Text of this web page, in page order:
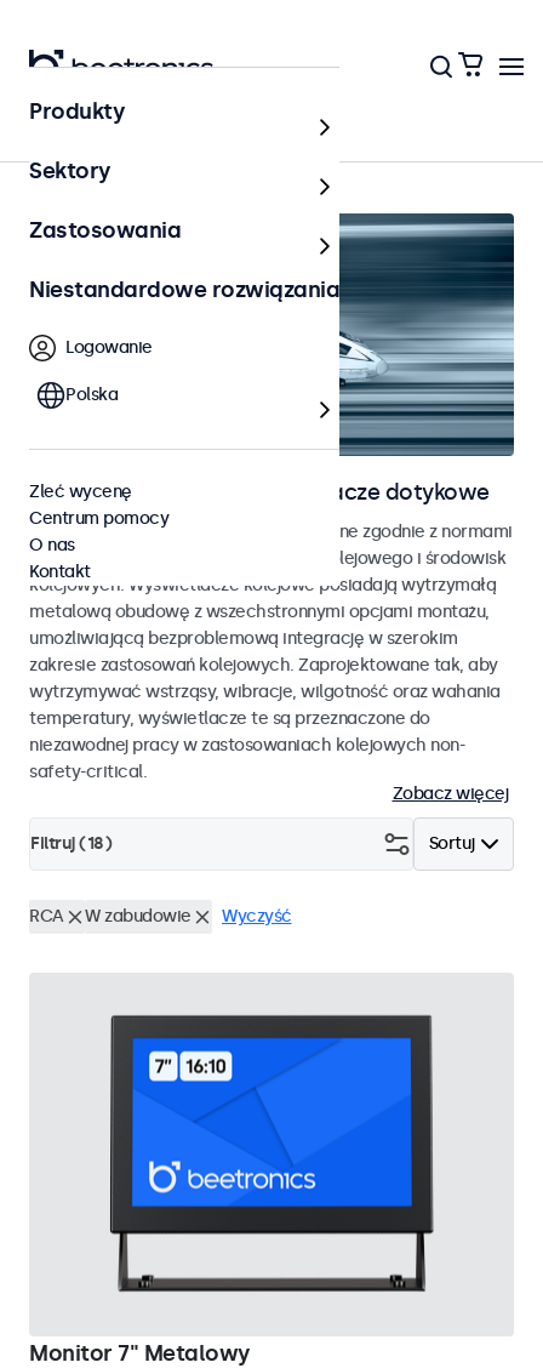
Strona główna
Monitory kolejowe i wyświetlacze dotykowe
Monitory i ekrany dotykowe opracowane zgodnie z normami
EN 50155 oraz EN 45545-2 dla taboru kolejowego i środowisk
kolejowych. Wyświetlacze kolejowe posiadają wytrzymałą
metalową obudowę z wszechstronnymi opcjami montażu,
umożliwiającą bezproblemową integrację w szerokim
zakresie zastosowań kolejowych. Zaprojektowane tak, aby
wytrzymywać wstrząsy, wibracje, wilgotność oraz wahania
temperatury, wyświetlacze te są przeznaczone do
niezawodnej pracy w zastosowaniach kolejowych non-
safety-critical.
Zobacz więcej
Sortuj
Filtruj (18)
RCA W zabudowie Wyczyść
Monitor 7" Metalowy
Produkty
Sektory
Zastosowania
Niestandardowe rozwiązania
Logowanie
Polska
Zleć wycenę
Centrum pomocy
O nas
Kontakt